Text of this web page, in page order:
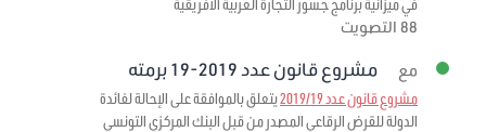
في ميزانية برنامج جسور التجارة العربية الافريقية
88 التصويت
مع مشروع قانون عدد 2019-19 برمته
مشروع قانون عدد 2019/19
يتعلق بالموافقة على الإحالة لفائدة
الدولة للقرض الرقاعي المصدر من قبل البنك المركزي التونسي